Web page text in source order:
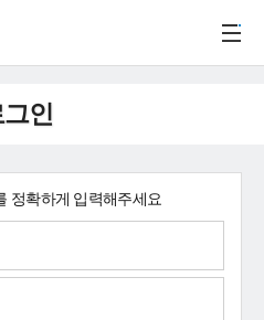
인
정확하게 입력해주세요